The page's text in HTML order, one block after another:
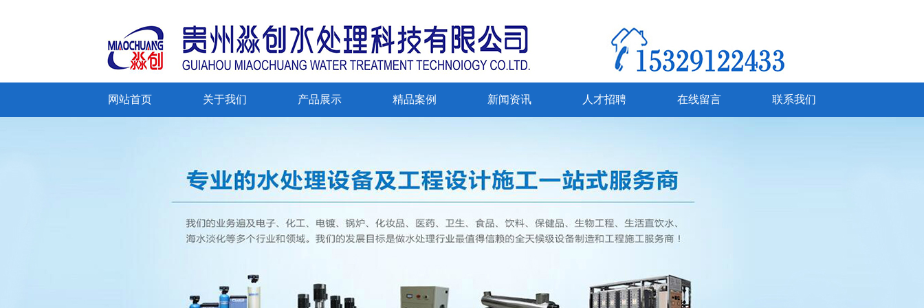
网站首页 关于我们 产品展示 精品案例 新闻资讯 人才招聘 在线留言 联系我们